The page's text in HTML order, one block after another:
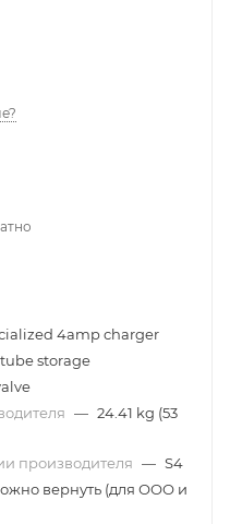
4amp charger
storage
— 24.41 kg (53
производителя — S4
вернуть (для ООО и